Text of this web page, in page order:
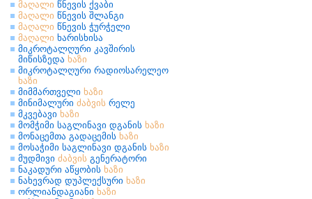
მაღალი წნევის ქვაბი
მაღალი წნევის შლანგი
მაღალი წნევის ჭურჭელი
მაღალი ხარისხისა
მიკროტალღური კავშირის
მიწისზედა ხაზი
მიკროტალღური რადიოსარელეო
ხაზი
მიმმართველი ხაზი
მინიმალური ძაბვის რელე
მკვებავი ხაზი
მომჭიმი საგლინავი დგანის ხაზი
მონაცემთა გადაცემის ხაზი
მოსაჭიმი საგლინავი დგანის ხაზი
მუდმივი ძაბვის გენერატორი
ნაკადური აწყობის ხაზი
ნახევრად დუპლექსური ხაზი
ორლიანდაგიანი ხაზი